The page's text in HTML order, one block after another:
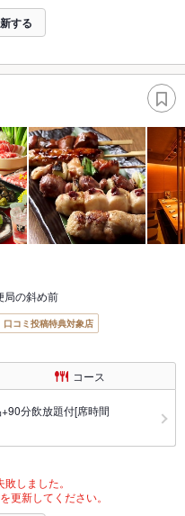
する
局の斜め前
口コミ投稿特典対象店
コース
分飲放題付[席時間
しました。
更新してください。